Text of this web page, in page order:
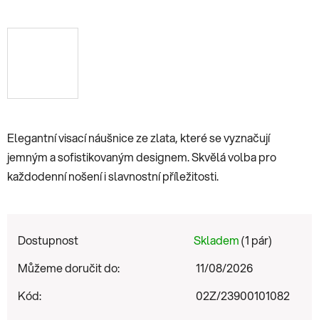
Elegantní visací náušnice ze zlata, které se vyznačují
jemným a sofistikovaným designem. Skvělá volba pro
každodenní nošení i slavnostní příležitosti.
Dostupnost Skladem(1 pár)
Můžeme doručit do:
11/08/2026
Kód:
02Z/23900101082